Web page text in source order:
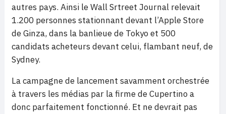
autres pays. Ainsi le Wall Srtreet Journal relevait
1.200 personnes stationnant devant l’Apple Store
de Ginza, dans la banlieue de Tokyo et 500
candidats acheteurs devant celui, flambant neuf, de
Sydney.
La campagne de lancement savamment orchestrée
à travers les médias par la firme de Cupertino a
donc parfaitement fonctionné. Et ne devrait pas